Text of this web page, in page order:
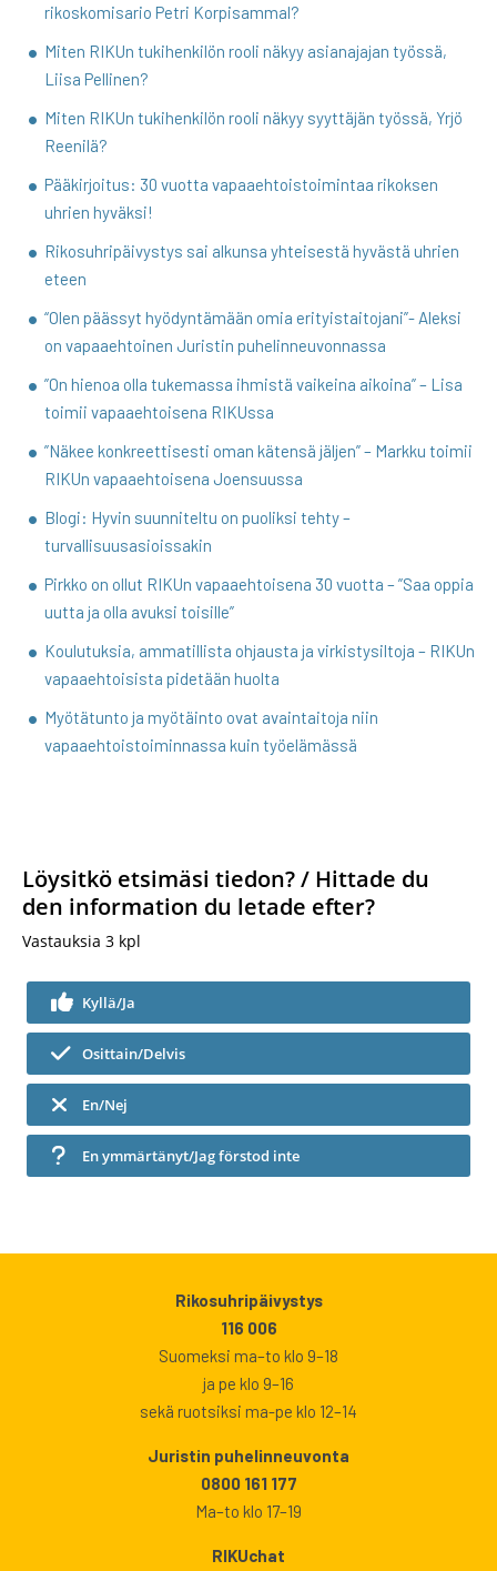
rikoskomisario Petri Korpisammal?
Miten RIKUn tukihenkilön rooli näkyy asianajajan työssä,
Liisa Pellinen?
Miten RIKUn tukihenkilön rooli näkyy syyttäjän työssä, Yrjö
Reenilä?
Pääkirjoitus: 30 vuotta vapaaehtoistoimintaa rikoksen
uhrien hyväksi!
Rikosuhripäivystys sai alkunsa yhteisestä hyvästä uhrien
eteen
“Olen päässyt hyödyntämään omia erityistaitojani”- Aleksi
on vapaaehtoinen Juristin puhelinneuvonnassa
”On hienoa olla tukemassa ihmistä vaikeina aikoina” – Lisa
toimii vapaaehtoisena RIKUssa
”Näkee konkreettisesti oman kätensä jäljen” – Markku toimii
RIKUn vapaaehtoisena Joensuussa
Blogi: Hyvin suunniteltu on puoliksi tehty –
turvallisuusasioissakin
Pirkko on ollut RIKUn vapaaehtoisena 30 vuotta – ”Saa oppia
uutta ja olla avuksi toisille”
Koulutuksia, ammatillista ohjausta ja virkistysiltoja – RIKUn
vapaaehtoisista pidetään huolta
Myötätunto ja myötäinto ovat avaintaitoja niin
vapaaehtoistoiminnassa kuin työelämässä
Löysitkö etsimäsi tiedon? / Hittade du
den information du letade efter?
Vastauksia 3 kpl
Kyllä/Ja
Osittain/Delvis
En/Nej
En ymmärtänyt/Jag förstod inte
Rikosuhripäivystys
116 006
Suomeksi ma–to klo 9–18
ja pe klo 9–16
sekä ruotsiksi ma-pe klo 12–14
Juristin puhelinneuvonta
0800 161 177
Ma–to klo 17–19
RIKUchat